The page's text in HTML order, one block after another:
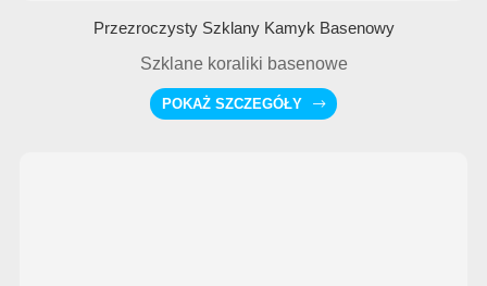
Przezroczysty Szklany Kamyk Basenowy
Szklane koraliki basenowe
POKAŻ SZCZEGÓŁY